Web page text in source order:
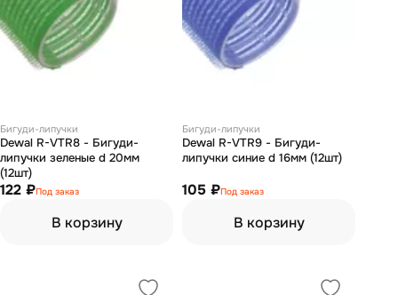
Бигуди-липучки
Dewal R-VTR8 - Бигуди-
липучки зеленые d 20мм
(12шт)
122 ₽Под заказ
В корзину
Бигуди-липучки
Dewal R-VTR9 - Бигуди-
липучки синие d 16мм (12шт)
105 ₽Под заказ
В корзину